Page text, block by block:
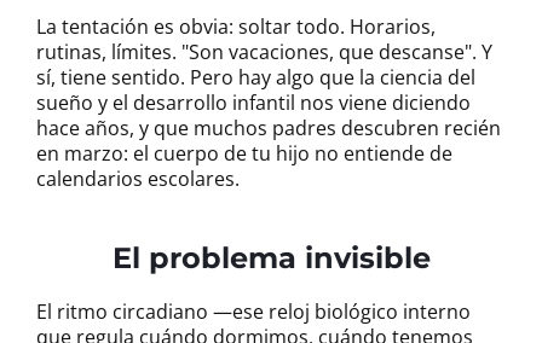
La tentación es obvia: soltar todo. Horarios,
rutinas, límites. "Son vacaciones, que descanse". Y
sí, tiene sentido. Pero hay algo que la ciencia del
sueño y el desarrollo infantil nos viene diciendo
hace años, y que muchos padres descubren recién
en marzo: el cuerpo de tu hijo no entiende de
calendarios escolares.
El problema invisible
El ritmo circadiano —ese reloj biológico interno
que regula cuándo dormimos, cuándo tenemos